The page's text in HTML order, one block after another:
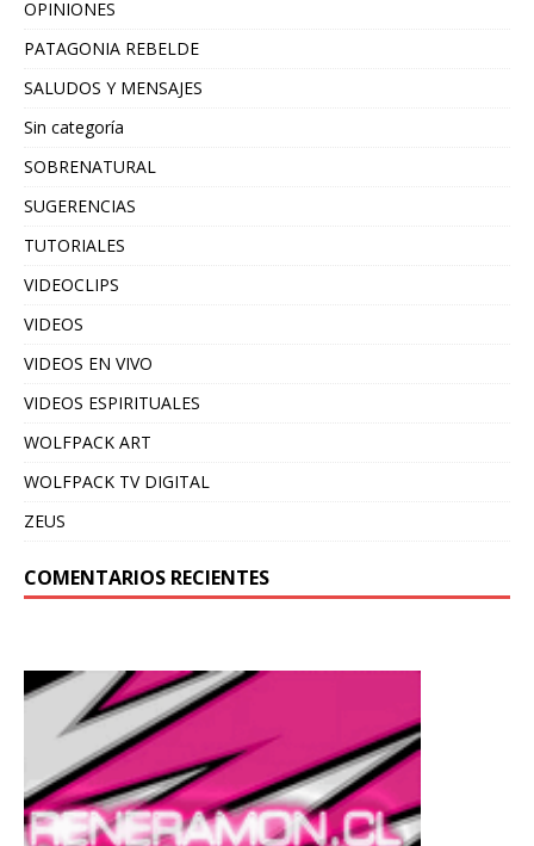
OPINIONES
PATAGONIA REBELDE
SALUDOS Y MENSAJES
Sin categoría
SOBRENATURAL
SUGERENCIAS
TUTORIALES
VIDEOCLIPS
VIDEOS
VIDEOS EN VIVO
VIDEOS ESPIRITUALES
WOLFPACK ART
WOLFPACK TV DIGITAL
ZEUS
COMENTARIOS RECIENTES